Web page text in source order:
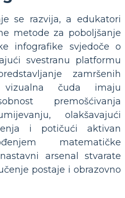
se razvija, a edukatori
metode za poboljšanje
infografike svjedoče o
svestranu platformu
zamršenih
vizualna čuda imaju
premošćivanja
olakšavajući
i potičući aktivan
matematičke
arsenal stvarate
postaje i obrazovno